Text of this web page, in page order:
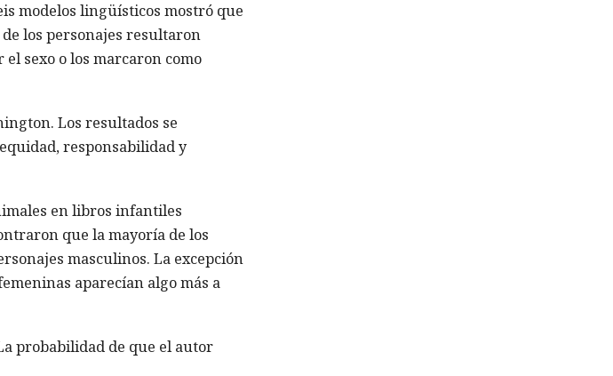
modelos lingüísticos mostró que
los personajes resultaron
sexo o los marcaron como
Los resultados se
responsabilidad y
en libros infantiles
que la mayoría de los
masculinos. La excepción
aparecían algo más a
probabilidad de que el autor